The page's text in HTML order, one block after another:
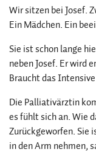
Wir sitzen bei Josef.
Ein Mädchen. Ein
Sie ist schon lange
neben Josef. Er wird
Braucht das
Die Palliativärztin
es fühlt sich an. Wie
Zurückgeworfen. Sie
in den Arm nehmen,